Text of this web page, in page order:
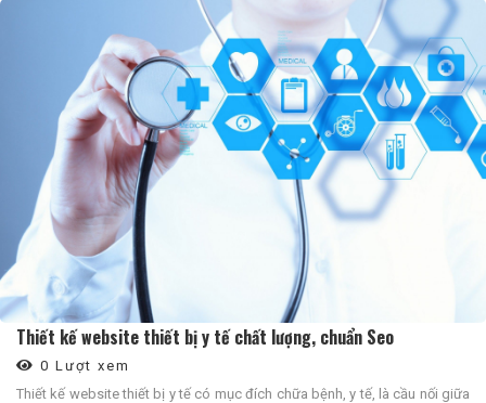
Thiết kế website thiết bị y tế chất lượng, chuẩn Seo
0 Lượt xem
Thiết kế website thiết bị y tế có mục đích chữa bệnh, y tế, là cầu nối giữa